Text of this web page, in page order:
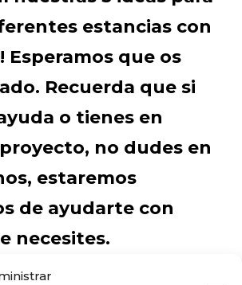
estancias con
Esperamos que os
Recuerda que si
o tienes en
no dudes en
estaremos
de ayudarte con
necesites.